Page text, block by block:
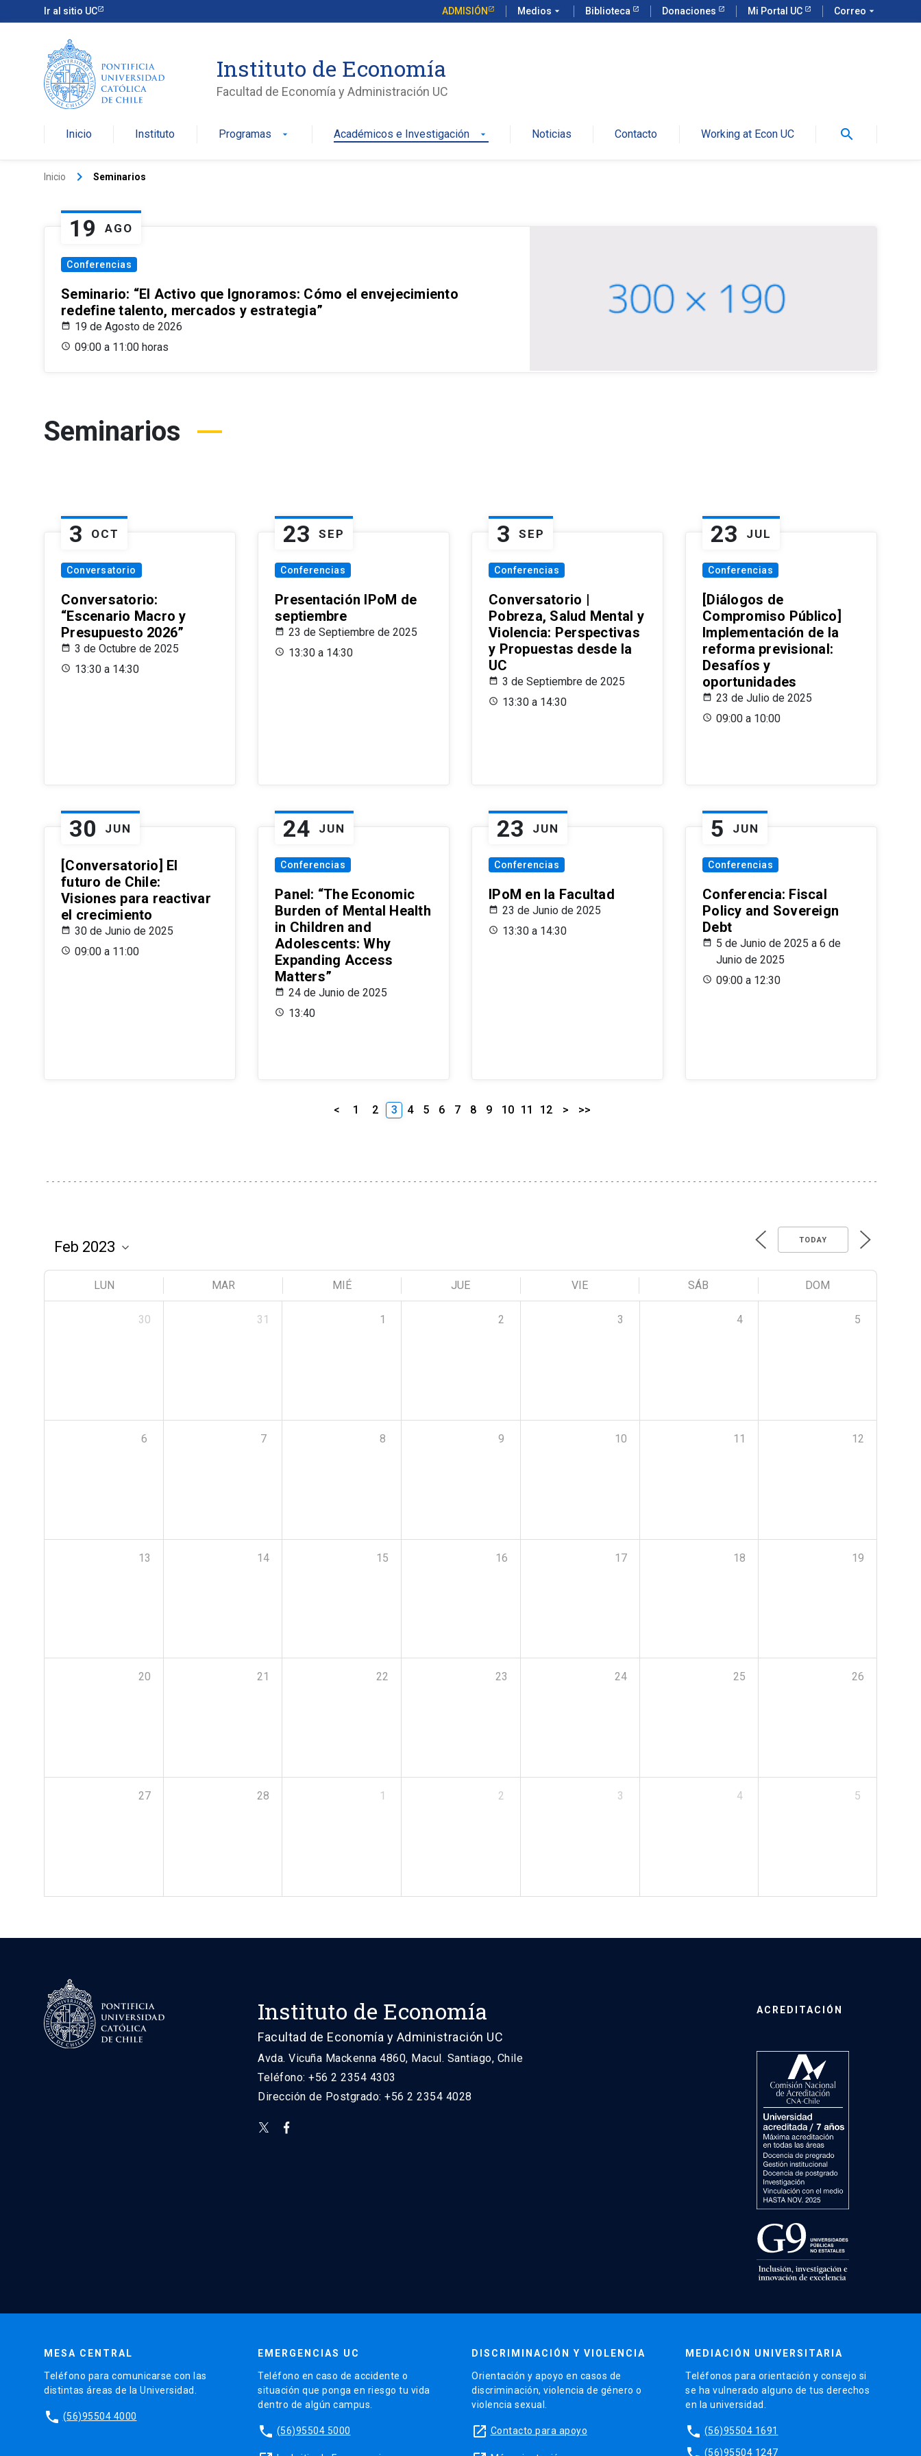
Ir al sitio UC ADMISIÓN Medios arrow_drop_down Biblioteca Donaciones Mi Portal UC Correo arrow_drop_down
Instituto de Economía
Facultad de Economía y Administración UC
Inicio Instituto Programas arrow_drop_down Académicos e Investigación arrow_drop_down Noticias Contacto Working at Econ UC search
Inicio keyboard_arrow_right Seminarios
19 AGO
Conferencias
Seminario: “El Activo que Ignoramos: Cómo el envejecimiento
redefine talento, mercados y estrategia”
19 de Agosto de 2026
09:00 a 11:00 horas
Seminarios
3 OCT
Conversatorio
Conversatorio:
“Escenario Macro y
Presupuesto 2026”
3 de Octubre de 2025
13:30 a 14:30
23 SEP
Conferencias
Presentación IPoM de
septiembre
23 de Septiembre de 2025
13:30 a 14:30
3 SEP
Conferencias
Conversatorio |
Pobreza, Salud Mental y
Violencia: Perspectivas
y Propuestas desde la
UC
3 de Septiembre de 2025
13:30 a 14:30
23 JUL
Conferencias
[Diálogos de
Compromiso Público]
Implementación de la
reforma previsional:
Desafíos y
oportunidades
23 de Julio de 2025
09:00 a 10:00
30 JUN
[Conversatorio] El
futuro de Chile:
Visiones para reactivar
el crecimiento
30 de Junio de 2025
09:00 a 11:00
24 JUN
Conferencias
Panel: “The Economic
Burden of Mental Health
in Children and
Adolescents: Why
Expanding Access
Matters”
24 de Junio de 2025
13:40
23 JUN
Conferencias
IPoM en la Facultad
23 de Junio de 2025
13:30 a 14:30
5 JUN
Conferencias
Conferencia: Fiscal
Policy and Sovereign
Debt
5 de Junio de 2025 a 6 de
Junio de 2025
09:00 a 12:30
< 1 2 3 4 5 6 7 8 9 10 11 12 > >>
TODAY
LUN MAR MIÉ JUE VIE SÁB DOM
30 31 1 2 3 4 5
6 7 8 9 10 11 12
13 14 15 16 17 18 19
20 21 22 23 24 25 26
27 28 1 2 3 4 5
Instituto de Economía
Facultad de Economía y Administración UC
Avda. Vicuña Mackenna 4860, Macul. Santiago, Chile
Teléfono: +56 2 2354 4303
Dirección de Postgrado: +56 2 2354 4028
ACREDITACIÓN
MESA CENTRAL
Teléfono para comunicarse con las
distintas áreas de la Universidad.
phone (56)95504 4000
EMERGENCIAS UC
Teléfono en caso de accidente o
situación que ponga en riesgo tu vida
dentro de algún campus.
phone (56)95504 5000
DISCRIMINACIÓN Y VIOLENCIA
Orientación y apoyo en casos de
discriminación, violencia de género o
violencia sexual.
launch Contacto para apoyo
MEDIACIÓN UNIVERSITARIA
Teléfonos para orientación y consejo si
se ha vulnerado alguno de tus derechos
en la universidad.
phone (56)95504 1691
(56)95504 1247